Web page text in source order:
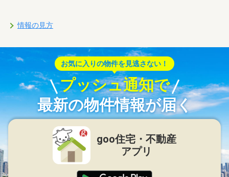
情報の見方
お気に入りの物件を見逃さない！
プッシュ通知で
最新の物件情報が届く
goo住宅・不動産
アプリ